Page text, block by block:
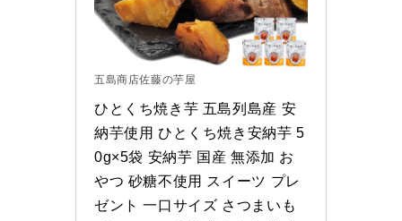
五島商店佐藤の芋屋
ひとくち焼き芋 五島列島産 安
納芋使用 ひとくち焼き安納芋 5
0g×5袋 安納芋 国産 無添加 お
やつ 砂糖不使用 スイーツ プレ
ゼント 一口サイズ さつまいも